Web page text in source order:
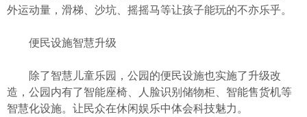
外运动量，滑梯、沙坑、摇摇马等让孩子能玩的不亦乐乎。
便民设施智慧升级
除了智慧儿童乐园，公园的便民设施也实施了升级改
造，公园内有了智能座椅、人脸识别储物柜、智能售货机等
智慧化设施。让民众在休闲娱乐中体会科技魅力。